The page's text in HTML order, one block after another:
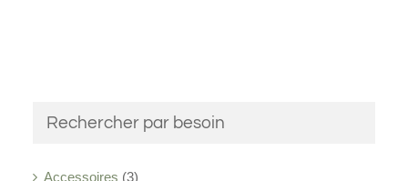
Rechercher par besoin
Accessoires (3)